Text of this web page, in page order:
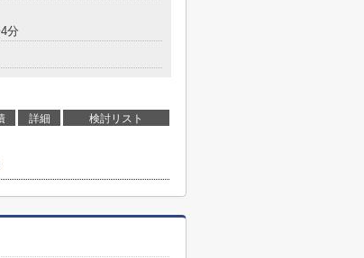
分
詳細 検討リスト